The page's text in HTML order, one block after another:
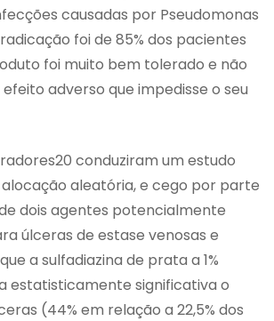
causadas por Pseudomonas
foi de 85% dos pacientes
foi muito bem tolerado e não
adverso que impedisse o seu
conduziram um estudo
aleatória, e cego por parte
dois agentes potencialmente
úlceras de estase venosas e
a sulfadiazina de prata a 1%
estatisticamente significativa o
(44% em relação a 22,5% dos